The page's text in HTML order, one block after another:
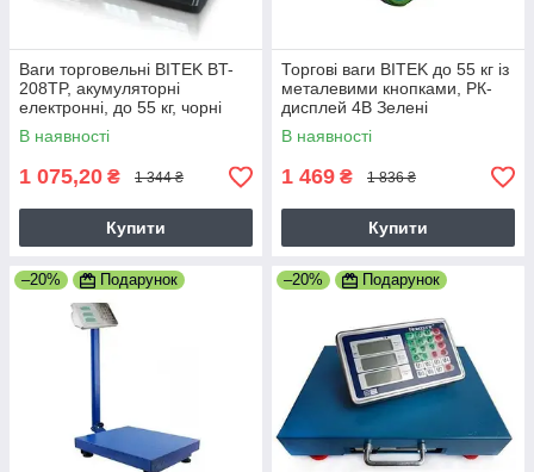
Ваги торговельні BITEK BT-
208TP, акумуляторні
електронні, до 55 кг, чорні
(BT 208TP 6940 9423)
В наявності
1 075,20 ₴ 1 344 ₴
Купити
Торгові ваги BITEK до 55 кг із
металевими кнопками, РК-
дисплей 4В Зелені
В наявності
1 469 ₴ 1 836 ₴
Купити
–20% Подарунок –20% Подарунок